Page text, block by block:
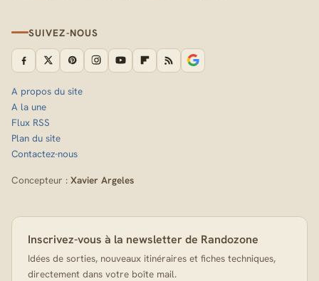
SUIVEZ-NOUS
A propos du site
A la une
Flux RSS
Plan du site
Contactez-nous
Concepteur : Xavier Argeles
Inscrivez-vous à la newsletter de Randozone
Idées de sorties, nouveaux itinéraires et fiches techniques,
directement dans votre boîte mail.